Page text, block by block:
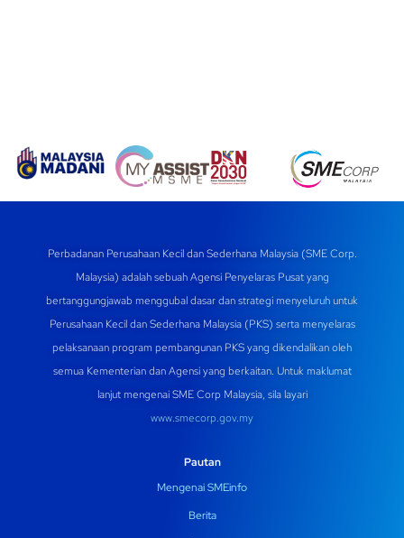
Perbadanan Perusahaan Kecil dan Sederhana Malaysia (SME Corp.
Malaysia) adalah sebuah Agensi Penyelaras Pusat yang
bertanggungjawab menggubal dasar dan strategi menyeluruh untuk
Perusahaan Kecil dan Sederhana Malaysia (PKS) serta menyelaras
pelaksanaan program pembangunan PKS yang dikendalikan oleh
semua Kementerian dan Agensi yang berkaitan. Untuk maklumat
lanjut mengenai SME Corp Malaysia, sila layari
www.smecorp.gov.my
Pautan
Mengenai SMEinfo
Berita